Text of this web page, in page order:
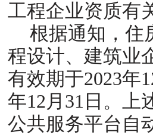
工程企业资质有
根据通知，住
程设计、建筑业
有效期于2023年
年12月 31 日。上
公共服务平台自